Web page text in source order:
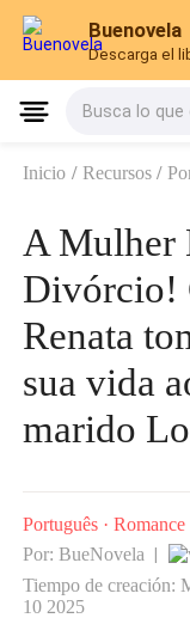
Buenovela
Descarga el
Busca lo que
Inicio / Recursos /
A Mulher
Divórcio!
Renata
sua vida
marido
Português ·Romance
Por: BueNovela
Tiempo de creación:
10 2025